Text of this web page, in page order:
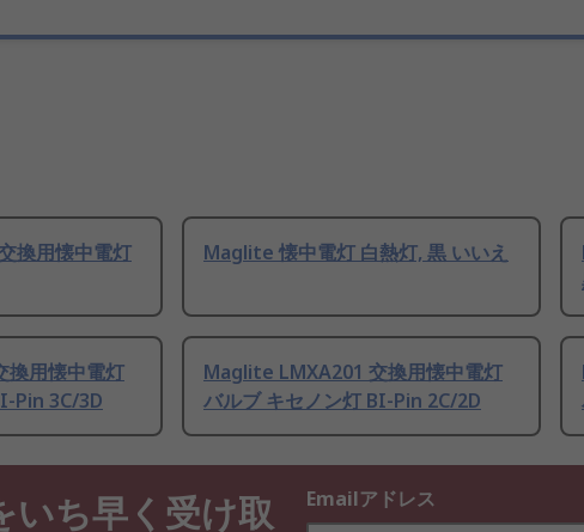
換用懐中電灯
Maglite 懐中電灯 白熱灯, 黒 いいえ
用懐中電灯
Pin 3C/3D
Maglite LMXA201 交換用懐中電灯
バルブ キセノン灯 BI-Pin 2C/2D
いち早く受け取
Emailアドレス